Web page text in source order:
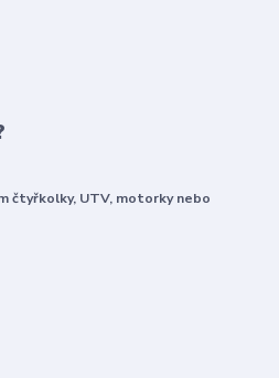
čtyřkolky, UTV, motorky nebo